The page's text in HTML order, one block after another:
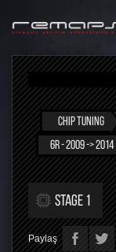
CHIP TUNING
6R - 2009 -> 2014
STAGE 1
Paylaş